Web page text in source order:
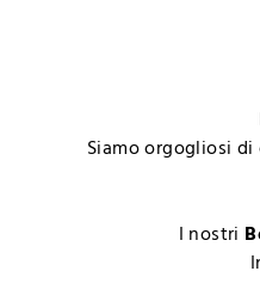
Siamo orgogliosi
I nostri